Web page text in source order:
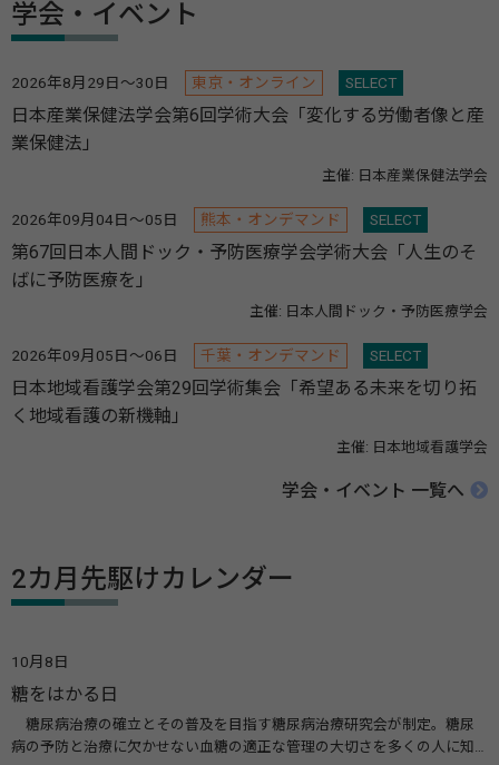
学会・イベント
2026年8月29日～30日 東京・オンライン SELECT
日本産業保健法学会第6回学術大会「変化する労働者像と産
業保健法」
主催: 日本産業保健法学会
2026年09月04日～05日 熊本・オンデマンド SELECT
第67回日本人間ドック・予防医療学会学術大会「人生のそ
ばに予防医療を」
主催: 日本人間ドック・予防医療学会
2026年09月05日～06日 千葉・オンデマンド SELECT
日本地域看護学会第29回学術集会「希望ある未来を切り拓
く地域看護の新機軸」
主催: 日本地域看護学会
学会・イベント 一覧へ
2カ月先駆けカレンダー
10月8日
糖をはかる日
糖尿病治療の確立とその普及を目指す糖尿病治療研究会が制定。糖尿
病の予防と治療に欠かせない血糖の適正な管理の大切さを多くの人に知